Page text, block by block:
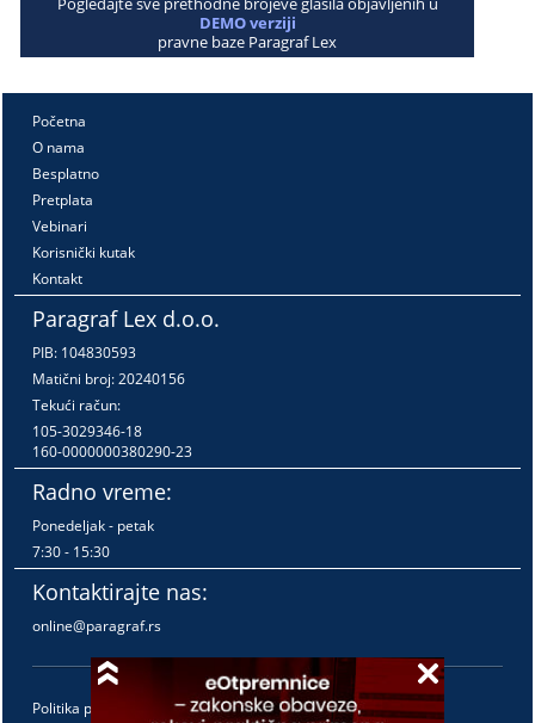
DEMO verziji
pravne baze Paragraf Lex
Početna
O nama
Besplatno
Pretplata
Vebinari
Korisnički kutak
Kontakt
Paragraf Lex d.o.o.
PIB: 104830593
Matični broj: 20240156
Tekući račun:
105-3029346-18
160-0000000380290-23
Radno vreme:
Ponedeljak - petak
7:30 - 15:30
Kontaktirajte nas:
online@paragraf.rs
Politika privatnosti